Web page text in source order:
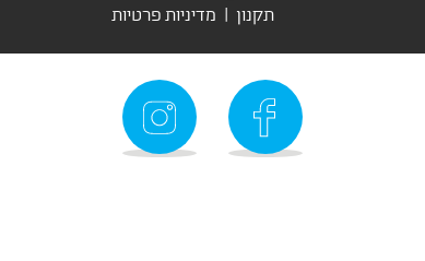
תקנון | מדיניות פרטיות